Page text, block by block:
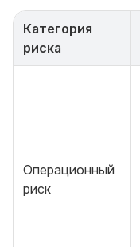
Категория
риска
Операционный
риск